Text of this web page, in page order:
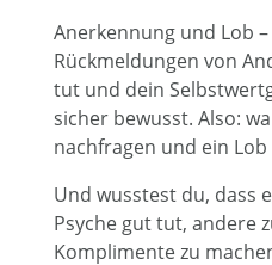
Anerkennung und Lob
Rückmeldungen von
tut und dein
sicher bewusst. Also:
nachfragen und ein
Und wusstest du, dass
Psyche gut tut, andere
Komplimente zu